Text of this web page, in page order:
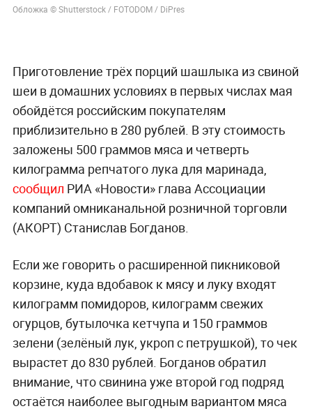
Обложка © Shutterstock / FOTODOM / DiPres
Приготовление трёх порций шашлыка из свиной
шеи в домашних условиях в первых числах мая
обойдётся российским покупателям
приблизительно в 280 рублей. В эту стоимость
заложены 500 граммов мяса и четверть
килограмма репчатого лука для маринада,
сообщил РИА «Новости» глава Ассоциации
компаний омниканальной розничной торговли
(АКОРТ) Станислав Богданов.
Если же говорить о расширенной пикниковой
корзине, куда вдобавок к мясу и луку входят
килограмм помидоров, килограмм свежих
огурцов, бутылочка кетчупа и 150 граммов
зелени (зелёный лук, укроп с петрушкой), то чек
вырастет до 830 рублей. Богданов обратил
внимание, что свинина уже второй год подряд
остаётся наиболее выгодным вариантом мяса